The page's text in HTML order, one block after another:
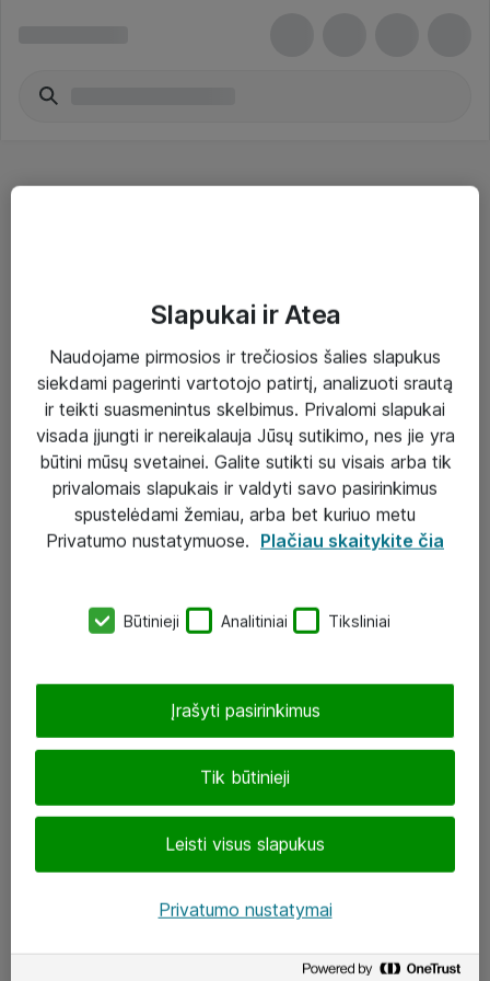
Sprendimai ir paslaugos
Paslaugos
Sprendimai
Įgyvendinti projektai
Atea ekspertų patarimai verslui
UAB „ATEA“
J. Rutkausko g. 6, Vilnius
Atea kontaktai
Aplankykite mus
Slapukai ir Atea
Naudojame pirmosios ir trečiosios šalies slapukus
siekdami pagerinti vartotojo patirtį, analizuoti srautą
ir teikti suasmenintus skelbimus. Privalomi slapukai
visada įjungti ir nereikalauja Jūsų sutikimo, nes jie yra
būtini mūsų svetainei. Galite sutikti su visais arba tik
privalomais slapukais ir valdyti savo pasirinkimus
spustelėdami žemiau, arba bet kuriuo metu
Privatumo nustatymuose. Plačiau skaitykite čia
Būtinieji Analitiniai Tiksliniai
Tik būtinieji
Leisti visus slapukus
Įrašyti pasirinkimus
Privatumo nustatymai